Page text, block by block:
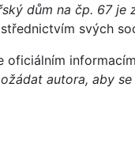
dům na čp. 67 je
svých
autora, aby